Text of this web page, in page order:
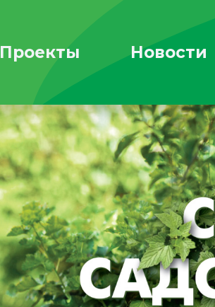
Проекты Новости